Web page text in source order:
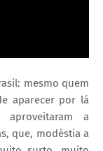
mesmo quem
aparecer por lá
a
que, modéstia a